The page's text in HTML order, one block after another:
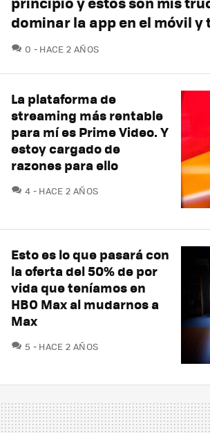
dominar la app en el móvil
0 COMENTARIOS
HACE 2 AÑOS
La plataforma de
streaming más rentable
para mí es Prime Video. Y
estoy cargado de
razones para ello
4 COMENTARIOS
HACE 2 AÑOS
Esto es lo que pasará con
la oferta del 50% de por
vida que teníamos en
HBO Max al mudarnos a
Max
5 COMENTARIOS
HACE 2 AÑOS